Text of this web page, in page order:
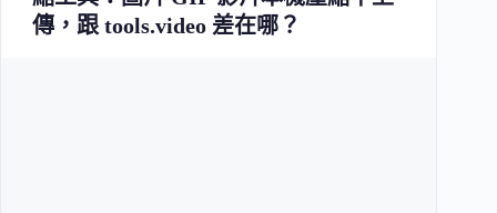
傳，跟 tools.video 差在哪？